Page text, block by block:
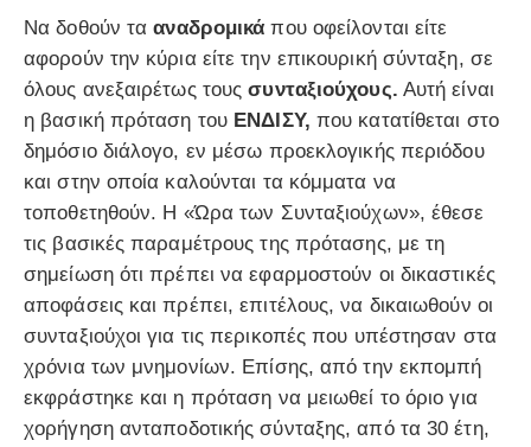
Να δοθούν τααναδρομικά που οφείλονται είτε
αφορούν την κύρια είτε την επικουρική σύνταξη, σε
όλους ανεξαιρέτως τουςσυνταξιούχους. Αυτή είναι
η βασική πρόταση του ΕΝΔΙΣΥ, που κατατίθεται στο
δημόσιο διάλογο, εν μέσω προεκλογικής περιόδου
και στην οποία καλούνται τα κόμματα να
τοποθετηθούν. Η «Ώρα των Συνταξιούχων», έθεσε
τις βασικές παραμέτρους της πρότασης, με τη
σημείωση ότι πρέπει να εφαρμοστούν οι δικαστικές
αποφάσεις και πρέπει, επιτέλους, να δικαιωθούν οι
συνταξιούχοι για τις περικοπές που υπέστησαν στα
χρόνια των μνημονίων. Επίσης, από την εκπομπή
εκφράστηκε και η πρόταση να μειωθεί το όριο για
χορήγηση ανταποδοτικής σύνταξης, από τα 30 έτη,